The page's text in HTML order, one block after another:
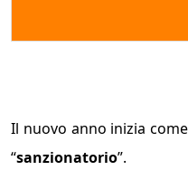
Il nuovo anno inizia
“sanzionatorio”.